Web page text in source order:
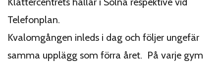
Telefonplan.
Kvalomgången inleds i dag och följer ungefär
samma upplägg som förra året. På varje gym